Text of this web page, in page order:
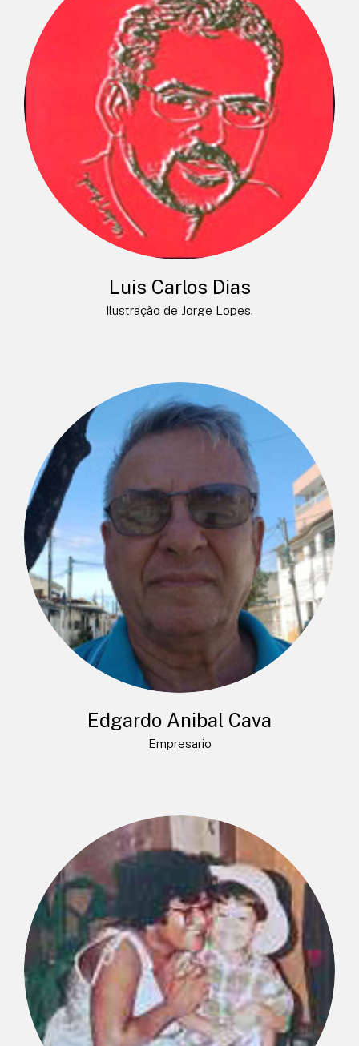
Luis Carlos Dias
Ilustração de Jorge Lopes.
Edgardo Anibal Cava
Empresario